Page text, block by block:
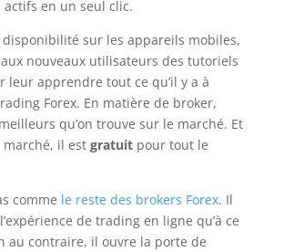
en un seul clic.
disponibilité sur les appareils mobiles,
nouveaux utilisateurs des tutoriels
leur apprendre tout ce qu’il y a à
Forex. En matière de broker,
meilleurs qu’on trouve sur le marché. Et
il est gratuitpour tout le
comme le reste des brokers Forex. Il
de trading en ligne qu’à ce
au contraire, il ouvre la porte de